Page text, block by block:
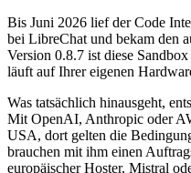
Bis Juni 2026 lief der Code
bei LibreChat und bekam den
Version 0.8.7 ist diese
läuft auf Ihrer eigenen
Was tatsächlich hinausgeht,
Mit OpenAI, Anthropic oder
USA, dort gelten die
brauchen mit ihm einen
europäischer Hoster, Mistral